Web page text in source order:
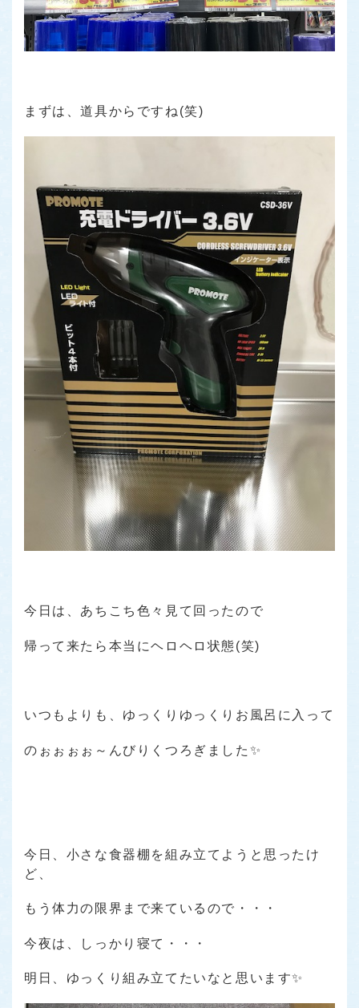
まずは、道具からですね(笑)
今日は、あちこち色々見て回ったので
帰って来たら本当にヘロヘロ状態(笑)
いつもよりも、ゆっくりゆっくりお風呂に入って
のぉぉぉぉ～んびりくつろぎました✨
今日、小さな食器棚を組み立てようと思ったけ
ど、
もう体力の限界まで来ているので・・・
今夜は、しっかり寝て・・・
明日、ゆっくり組み立てたいなと思います✨